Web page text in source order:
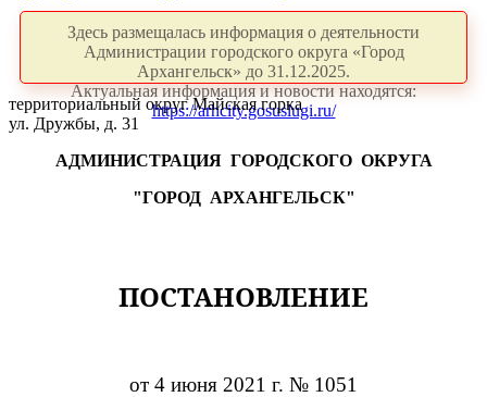
Здесь размещалась информация о деятельности
Администрации городского округа «Город
Архангельск» до 31.12.2025.
Актуальная информация и новости находятся:
https://arhcity.gosuslugi.ru/
территориальный округ Майская горка
ул. Дружбы, д. 31
АДМИНИСТРАЦИЯ ГОРОДСКОГО ОКРУГА
"ГОРОД АРХАНГЕЛЬСК"
ПОСТАНОВЛЕНИЕ
от 4 июня 2021 г. № 1051